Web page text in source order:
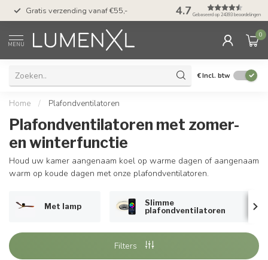
Gratis verzending vanaf €55,- 50 dagen
met Klarna
4.7 Gebaseerd op 24393 beoordelingen
MENU
0
€Incl. btw
Home / Plafondventilatoren
Plafondventilatoren met zomer-
en winterfunctie
Houd uw kamer aangenaam koel op warme dagen of aangenaam
warm op koude dagen met onze plafondventilatoren.
Met lamp
Slimme
plafondventilatoren
Filters